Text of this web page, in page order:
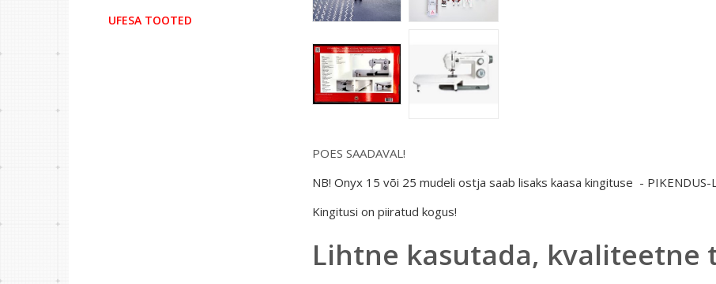
POES SAADAVAL!
NB! Onyx 15 või 25 mudeli ostja saab lisaks kaasa kingituse - PIKENDUS-
Kingitusi on piiratud kogus!
Lihtne kasutada, kvaliteetne
UFESA TOOTED